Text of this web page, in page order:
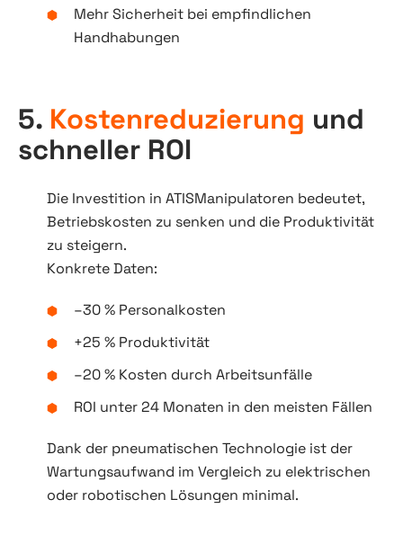
Mehr Sicherheit bei empfindlichen
Handhabungen
5. Kostenreduzierung und
schneller ROI
Die Investition in ATISManipulatoren bedeutet,
Betriebskosten zu senken und die Produktivität
zu steigern.
Konkrete Daten:
–30 % Personalkosten
+25 % Produktivität
–20 % Kosten durch Arbeitsunfälle
ROI unter 24 Monaten in den meisten Fällen
Dank der pneumatischen Technologie ist der
Wartungsaufwand im Vergleich zu elektrischen
oder robotischen Lösungen minimal.